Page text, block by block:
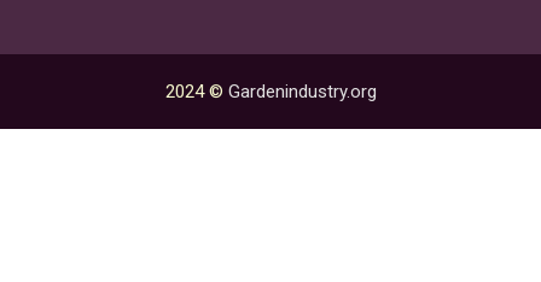
2024 © Gardenindustry.org